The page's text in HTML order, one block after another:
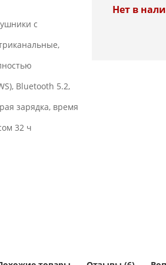
с
Bluetooth 5.2,
зарядка, время
32 ч
Нет в